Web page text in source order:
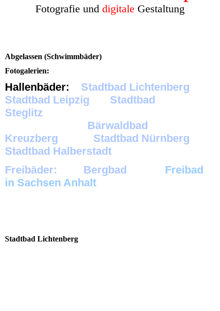
Fotografie und digitale Gestaltung
Abgelassen (Schwimmbäder)
Fotogalerien:
Hallenbäder:
Stadtbad Lichtenberg
Stadtbad Leipzig Stadtbad
Steglitz
Bärwaldbad
Kreuzberg Stadtbad Nürnberg
Stadtbad Halberstadt
Freibäder: Bergbad
Freibad
in Sachsen Anhalt
Stadtbad Lichtenberg